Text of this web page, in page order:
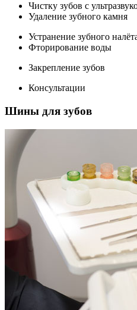
Чистку зубов с
Удаление зубного камня
Устранение зубного
Фторирование воды
Закрепление зубов
Консультации
Шины для зубов